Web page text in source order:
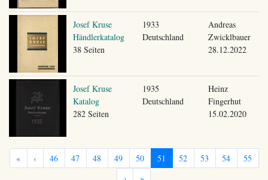
Josef Kruse
Händlerkatalog
38 Seiten
1933
Deutschland
Andreas
Zwicklbauer
28.12.2022
Josef Kruse
Katalog
282 Seiten
1935
Deutschland
Heinz
Fingerhut
15.02.2020
« ‹ 46 47 48 49 50 51 52 53 54
55
›
»